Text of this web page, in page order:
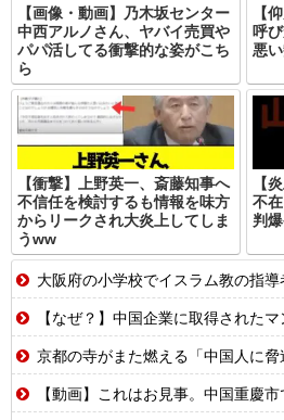
【画像・動画】乃木坂センター
中西アルノさん、ヤバイ売買や
パパ活してる衝撃的な姿がこち
ら
【
呼
悪
【衝撃】上野英一、斎藤知事へ
不信任を検討するも情報を味方
からリークされ大炎上してしま
うww
【
不
判
大阪府の小学校でイスラム教の指導者が授業を行い物
【なぜ？】中国企業に取得されたマンション、日
京都の寺がまた燃える「中国人に脅
【動画】これはお見事。中国重慶市